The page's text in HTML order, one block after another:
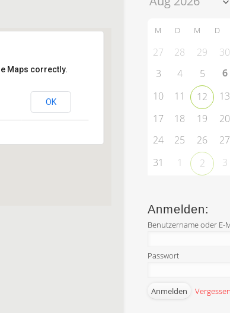
Maps correctly.
OK
M D M D
27 28 29 30
3
4 5 6
10
11 12 13
17
18 19 20
24
25 26 27
31
1 2 3
Anmelden:
Benutzername oder E-
Passwort